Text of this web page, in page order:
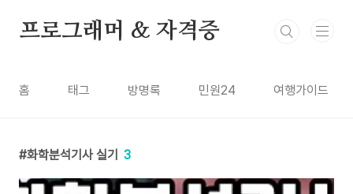
프로그래머 & 자격증
홈 태그 방명록 민원24 여행가이드
화학분석기사 실기 3